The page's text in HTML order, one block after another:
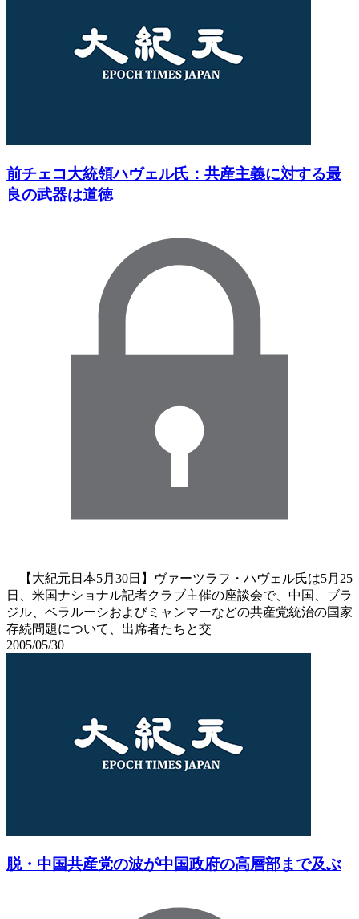
前チェコ大統領ハヴェル氏：共産主義に対する最
良の武器は道徳
【大紀元日本5月30日】ヴァーツラフ・ハヴェル氏は5月25
日、米国ナショナル記者クラブ主催の座談会で、中国、ブラ
ジル、ベラルーシおよびミャンマーなどの共産党統治の国家
存続問題について、出席者たちと交
2005/05/30
脱・中国共産党の波が中国政府の高層部まで及ぶ